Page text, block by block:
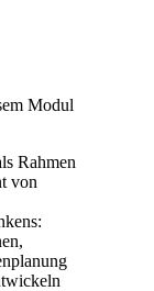
Modul
Rahmen
von